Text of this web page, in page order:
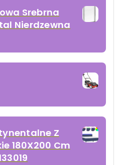
Srebrna
Nierdzewna
Z
180X200 Cm